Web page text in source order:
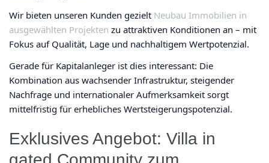
Wir bieten unseren Kunden gezielt Neubau Immobilien in
ausgewählten Projekten zu attraktiven Konditionen an – mit
Fokus auf Qualität, Lage und nachhaltigem Wertpotenzial.
Gerade für Kapitalanleger ist dies interessant: Die
Kombination aus wachsender Infrastruktur, steigender
Nachfrage und internationaler Aufmerksamkeit sorgt
mittelfristig für erhebliches Wertsteigerungspotenzial.
Exklusives Angebot: Villa in